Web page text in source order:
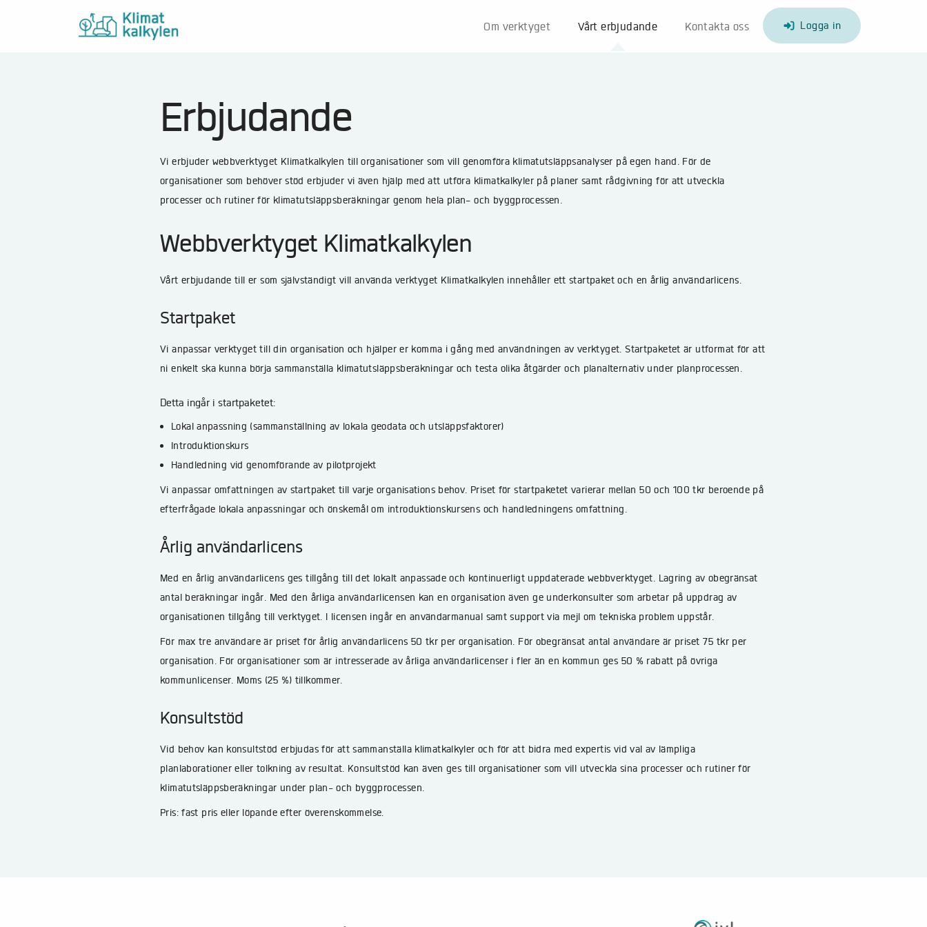
Om verktyget Vårt erbjudande Kontakta oss Logga in
Erbjudande
Vi erbjuder webbverktyget Klimatkalkylen till organisationer som vill genomföra klimatutsläppsanalyser på egen hand. För de
organisationer som behöver stöd erbjuder vi även hjälp med att utföra klimatkalkyler på planer samt rådgivning för att utveckla
processer och rutiner för klimatutsläppsberäkningar genom hela plan- och byggprocessen.
Webbverktyget Klimatkalkylen
Vårt erbjudande till er som självständigt vill använda verktyget Klimatkalkylen innehåller ett startpaket och en årlig användarlicens.
Startpaket
Vi anpassar verktyget till din organisation och hjälper er komma i gång med användningen av verktyget. Startpaketet är utformat för att
ni enkelt ska kunna börja sammanställa klimatutsläppsberäkningar och testa olika åtgärder och planalternativ under planprocessen.
Detta ingår i startpaketet:
Lokal anpassning (sammanställning av lokala geodata och utsläppsfaktorer)
Introduktionskurs
Handledning vid genomförande av pilotprojekt
Vi anpassar omfattningen av startpaket till varje organisations behov. Priset för startpaketet varierar mellan 50 och 100 tkr beroende på
efterfrågade lokala anpassningar och önskemål om introduktionskursens och handledningens omfattning.
Årlig användarlicens
Med en årlig användarlicens ges tillgång till det lokalt anpassade och kontinuerligt uppdaterade webbverktyget. Lagring av obegränsat
antal beräkningar ingår. Med den årliga användarlicensen kan en organisation även ge underkonsulter som arbetar på uppdrag av
organisationen tillgång till verktyget. I licensen ingår en användarmanual samt support via mejl om tekniska problem uppstår.
För max tre användare är priset för årlig användarlicens 50 tkr per organisation. För obegränsat antal användare är priset 75 tkr per
organisation. För organisationer som är intresserade av årliga användarlicenser i fler än en kommun ges 50 % rabatt på övriga
kommunlicenser. Moms (25 %) tillkommer.
Konsultstöd
Vid behov kan konsultstöd erbjudas för att sammanställa klimatkalkyler och för att bidra med expertis vid val av lämpliga
planlaborationer eller tolkning av resultat. Konsultstöd kan även ges till organisationer som vill utveckla sina processer och rutiner för
klimatutsläppsberäkningar under plan- och byggprocessen.
Pris: fast pris eller löpande efter överenskommelse.